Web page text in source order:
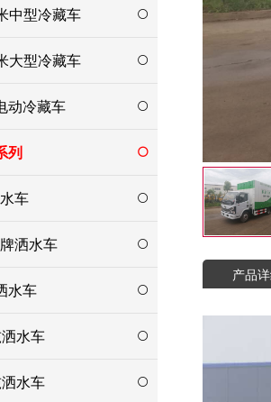
中型冷藏车
大型冷藏车
动冷藏车
列
车
洒水车
水车
水车
水车
产品